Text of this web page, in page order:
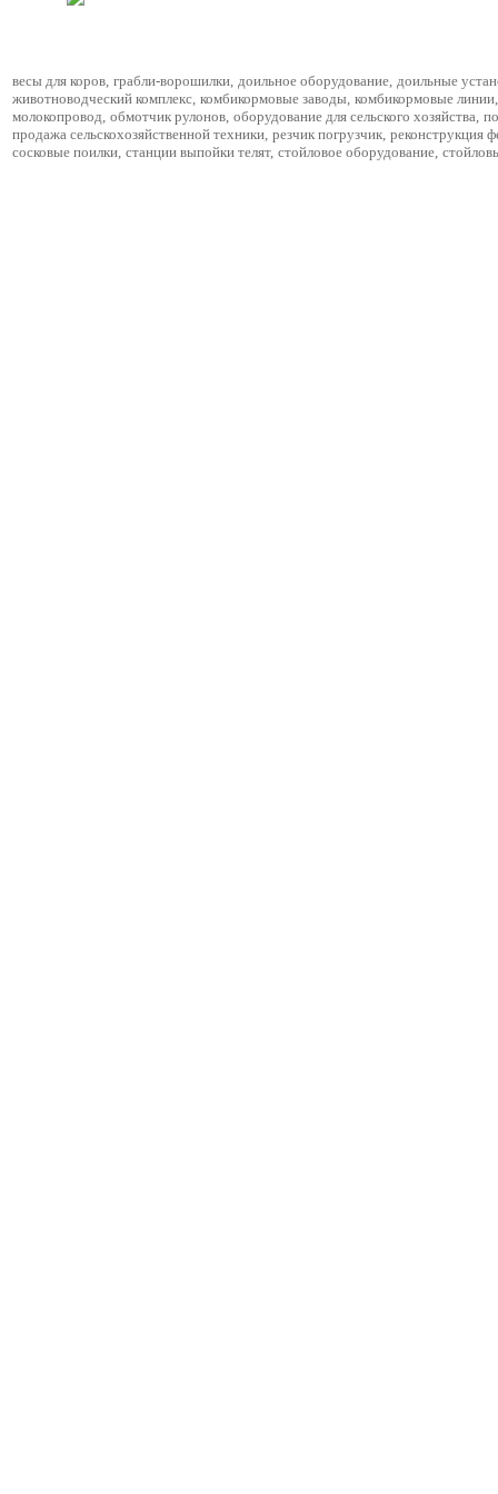
весы для коров, грабли-ворошилки, доильное оборудование, доильные
животноводческий комплекс, комбикормовые заводы, комбикормовые линии,
молокопровод, обмотчик рулонов, оборудование для сельского хозяйства,
продажа сельскохозяйственной техники, резчик погрузчик, реконструкция
сосковые поилки, станции выпойки телят, стойловое оборудование,